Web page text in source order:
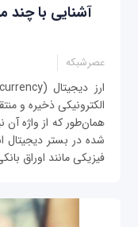
آشنایی با چند
عصرشبکه
الکترونیکی ذخیره و
همان‌طور که از واژه آن
شده در بستر دیجیتال
فیزیکی مانند اوراق